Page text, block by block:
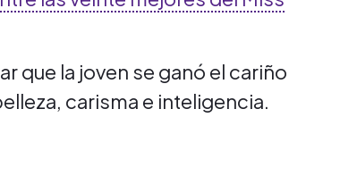
que la joven se ganó el cariño
carisma e inteligencia.